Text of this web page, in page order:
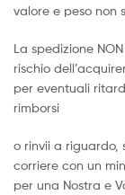
valore e peso non
La spedizione
rischio
per eventuali
rimborsi
o rinvii a riguardo,
corriere con un
per una Nostra e